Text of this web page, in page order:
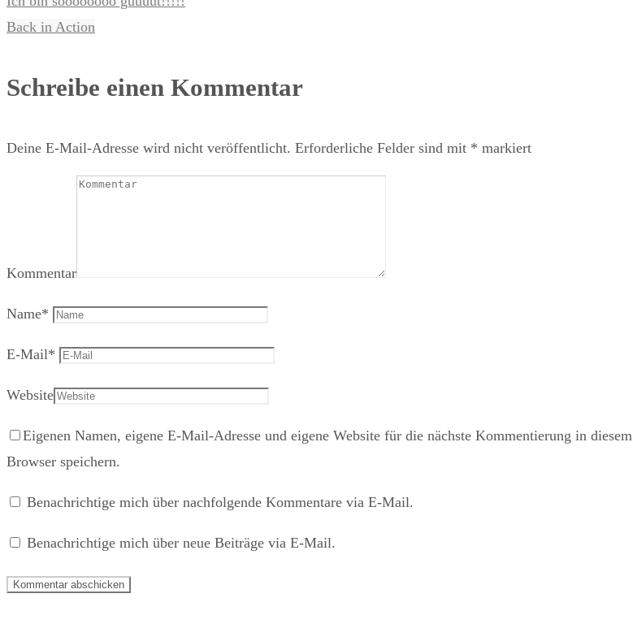
Back in Action
Schreibe einen Kommentar
Deine E-Mail-Adresse wird nicht veröffentlicht. Erforderliche Felder sind mit * markiert
Kommentar
Name*
E-Mail*
Website
Eigenen Namen, eigene E-Mail-Adresse und eigene Website für die nächste Kommentierung in diesem
Browser speichern.
Benachrichtige mich über nachfolgende Kommentare via E-Mail.
Benachrichtige mich über neue Beiträge via E-Mail.